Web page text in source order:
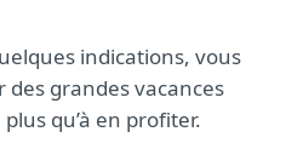
indications, vous
grandes vacances
qu’à en profiter.